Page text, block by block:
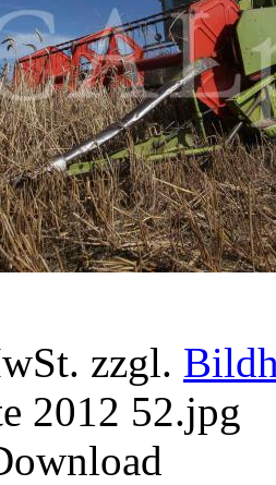
zzgl.
2012 52.jpg